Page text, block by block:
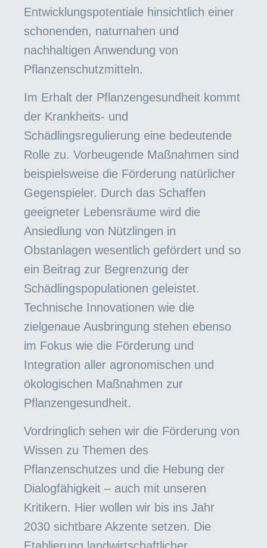
Entwicklungspotentiale hinsichtlich einer
schonenden, naturnahen und
nachhaltigen Anwendung von
Pflanzenschutzmitteln.
Im Erhalt der Pflanzengesundheit kommt
der Krankheits- und
Schädlingsregulierung eine bedeutende
Rolle zu. Vorbeugende Maßnahmen sind
beispielsweise die Förderung natürlicher
Gegenspieler. Durch das Schaffen
geeigneter Lebensräume wird die
Ansiedlung von Nützlingen in
Obstanlagen wesentlich gefördert und so
ein Beitrag zur Begrenzung der
Schädlingspopulationen geleistet.
Technische Innovationen wie die
zielgenaue Ausbringung stehen ebenso
im Fokus wie die Förderung und
Integration aller agronomischen und
ökologischen Maßnahmen zur
Pflanzengesundheit.
Vordringlich sehen wir die Förderung von
Wissen zu Themen des
Pflanzenschutzes und die Hebung der
Dialogfähigkeit – auch mit unseren
Kritikern. Hier wollen wir bis ins Jahr
2030 sichtbare Akzente setzen. Die